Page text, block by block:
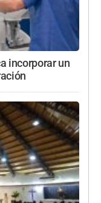
incorporar un